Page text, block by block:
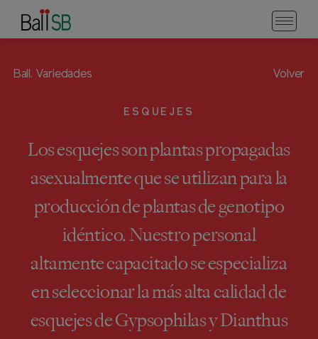
Ball. Variedades Volver
ESQUEJES
Los esquejes son plantas propagadas
asexualmente que se utilizan para la
producción de plantas de genotipo
idéntico. Nuestro personal
altamente capacitado se especializa
en seleccionar la más alta calidad de
esquejes de Gypsophilas y Dianthus